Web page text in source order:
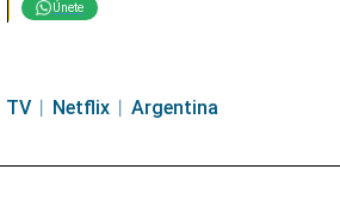
Únete
TV Netflix Argentina